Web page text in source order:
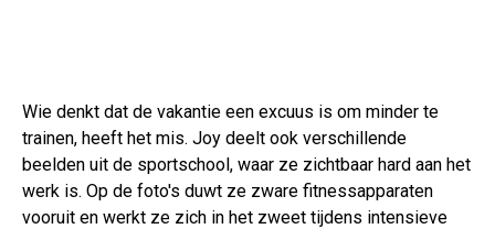
Wie denkt dat de vakantie een excuus is om minder te
trainen, heeft het mis. Joy deelt ook verschillende
beelden uit de sportschool, waar ze zichtbaar hard aan het
werk is. Op de foto's duwt ze zware fitnessapparaten
vooruit en werkt ze zich in het zweet tijdens intensieve